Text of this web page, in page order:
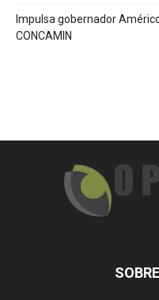
Impulsa gobernador
CONCAMIN